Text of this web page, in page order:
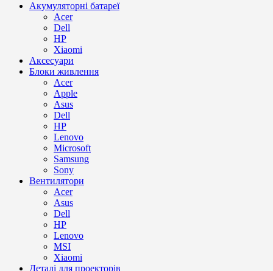
Акумуляторні батареї
Acer
Dell
HP
Xiaomi
Аксесуари
Блоки живлення
Acer
Apple
Asus
Dell
HP
Lenovo
Microsoft
Samsung
Sony
Вентилятори
Acer
Asus
Dell
HP
Lenovo
MSI
Xiaomi
Деталі для проекторів